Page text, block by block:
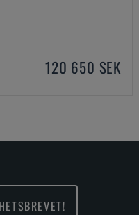
120 650 SEK